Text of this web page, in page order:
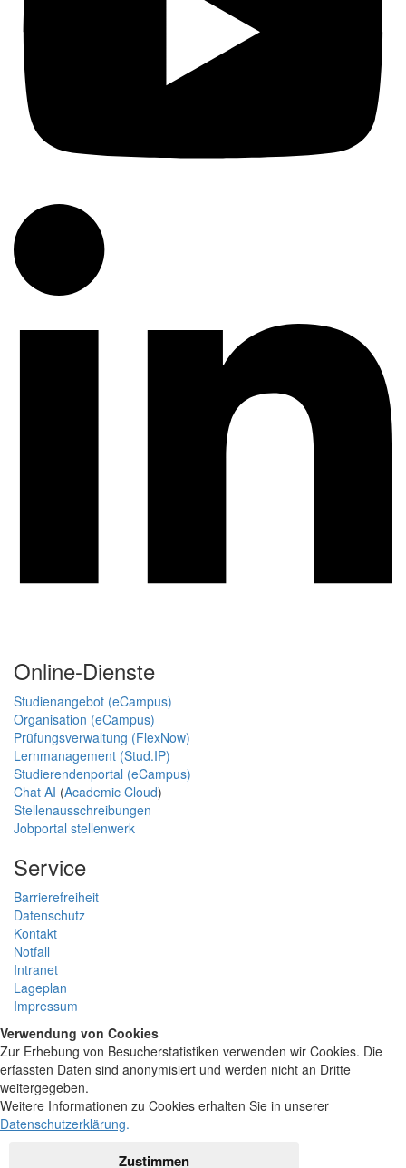
Online-Dienste
Studienangebot (eCampus)
Organisation (eCampus)
Prüfungsverwaltung (FlexNow)
Lernmanagement (Stud.IP)
Studierendenportal (eCampus)
Chat AI (Academic Cloud)
Stellenausschreibungen
Jobportal stellenwerk
Service
Barrierefreiheit
Datenschutz
Kontakt
Notfall
Intranet
Lageplan
Impressum
Verwendung von Cookies
Zur Erhebung von Besucherstatistiken verwenden wir Cookies. Die
erfassten Daten sind anonymisiert und werden nicht an Dritte
weitergegeben.
Weitere Informationen zu Cookies erhalten Sie in unserer
Datenschutzerklärung.
Zustimmen